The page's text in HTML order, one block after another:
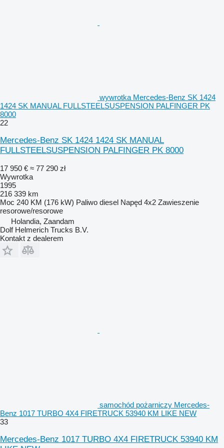
wywrotka Mercedes-Benz SK 1424
1424 SK MANUAL FULLSTEELSUSPENSION PALFINGER PK
8000
22
Mercedes-Benz SK 1424 1424 SK MANUAL
FULLSTEELSUSPENSION PALFINGER PK 8000
17 950 € ≈ 77 290 zł
Wywrotka
1995
216 339 km
Moc 240 KM (176 kW) Paliwo diesel Napęd 4x2 Zawieszenie
resorowe/resorowe
Holandia, Zaandam
Dolf Helmerich Trucks B.V.
Kontakt z dealerem
samochód pożarniczy Mercedes-
Benz 1017 TURBO 4X4 FIRETRUCK 53940 KM LIKE NEW
33
Mercedes-Benz 1017 TURBO 4X4 FIRETRUCK 53940 KM